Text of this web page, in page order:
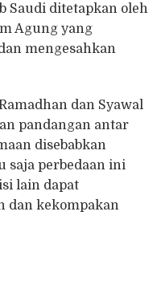
Saudi ditetapkan oleh
Agung yang
mengesahkan
dan Syawal
pandangan antar
disebabkan
saja perbedaan ini
lain dapat
dan kekompakan